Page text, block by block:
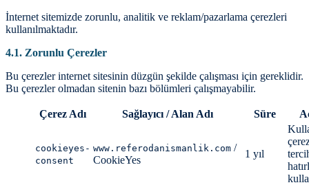
İnternet sitemizde zorunlu, analitik ve reklam/pazarlama çerezleri
kullanılmaktadır.
4.1. Zorunlu Çerezler
Bu çerezler internet sitesinin düzgün şekilde çalışması için gereklidir.
Bu çerezler olmadan sitenin bazı bölümleri çalışmayabilir.
Çerez Adı Sağlayıcı / Alan Adı Süre
cookieyes-
consent
www.referodanismanlik.com /
CookieYes
1 yıl